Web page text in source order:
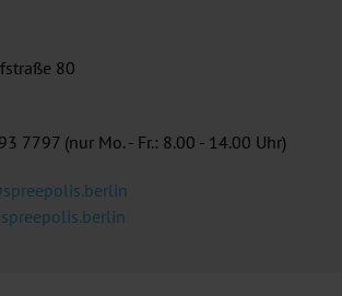
80
7797 (nur Mo. - Fr.: 8.00 - 14.00 Uhr)